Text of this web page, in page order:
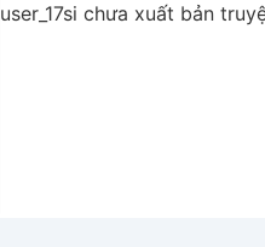
user_17si chưa xuất bản